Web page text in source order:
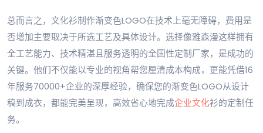
总而言之，文化衫制作渐变色LOGO在技术上毫无障碍，费用是
否增加主要取决于所选工艺及具体设计。选择像雅森漫这样拥有
全工艺能力、技术精湛且服务透明的全国性定制厂家，是成功的
关键。他们不仅能以专业的视角帮您厘清成本构成，更能凭借16
年服务70000+企业的深厚经验，确保您的渐变色LOGO从设计
稿到成衣，都能完美呈现，高效省心地完成企业文化衫的定制任
务。